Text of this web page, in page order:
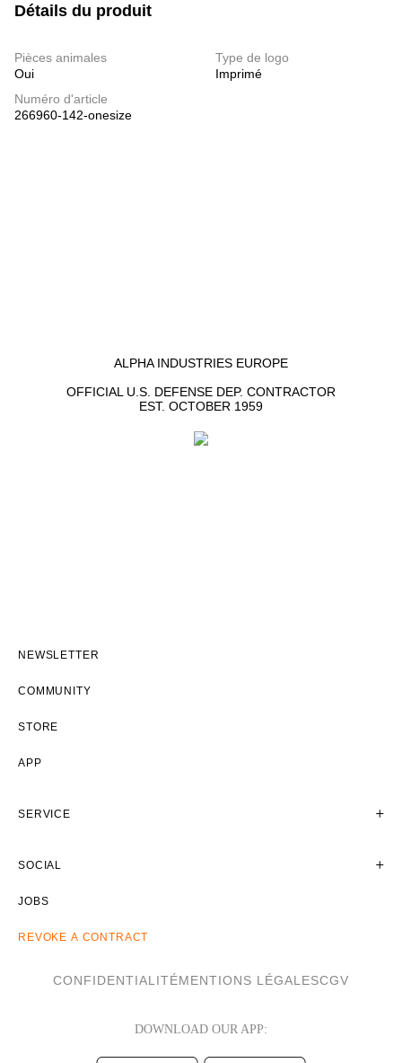
Détails du produit
Pièces animales
Oui
Type de logo
Imprimé
Numéro d'article
266960-142-onesize
ALPHA INDUSTRIES EUROPE
OFFICIAL U.S. DEFENSE DEP. CONTRACTOR
EST. OCTOBER 1959
NEWSLETTER
COMMUNITY
STORE
APP
SERVICE
SOCIAL
JOBS
REVOKE A CONTRACT
CONFIDENTIALITÉMENTIONS LÉGALESCGV
DOWNLOAD OUR APP: